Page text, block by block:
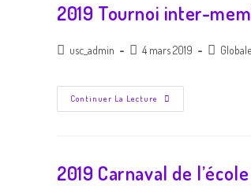
2019 Tournoi inter-
usc_admin 4 mars 2019 Globale
Continuer La Lecture
2019 Carnaval de